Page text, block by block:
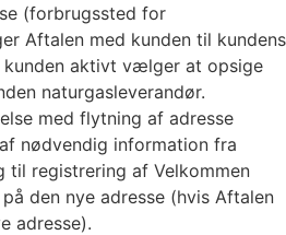
(forbrugssted for
Aftalen med kunden til kundens
kunden aktivt vælger at opsige
naturgasleverandør.
med flytning af adresse
nødvendig information fra
til registrering af Velkommen
den nye adresse (hvis Aftalen
adresse).